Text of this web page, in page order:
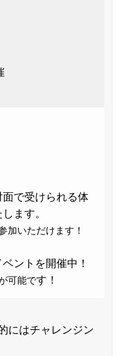
面で受けられる体
ます。
加いただけます！
ントを開催中！
可能です！
にはチャレンジン